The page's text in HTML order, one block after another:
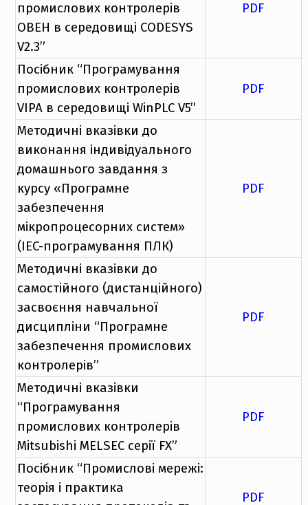
промислових контролерів
ОВЕН в середовищі CODESYS
V2.3”
PDF
Посібник “Програмування
промислових контролерів
VIPA в середовищі WinPLC V5”
PDF
Методичні вказівки до
виконання індивідуального
домашнього завдання з
курсу «Програмне
забезпечення
мікропроцесорних систем»
(IEC-програмування ПЛК)
PDF
Методичні вказівки до
самостійного (дистанційного)
засвоєння навчальної
дисципліни “Програмне
забезпечення промислових
контролерів”
PDF
Методичні вказівки
“Програмування
промислових контролерів
Mitsubishi MELSEC серії FX”
PDF
Посібник “Промислові мережі:
теорія і практика
PDF